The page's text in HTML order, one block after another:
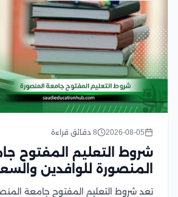
2026-08-05 8 دقائق قراءة
شروط التعليم المفتوح
المنصورة للوافدين
تعد شروط التعليم المفتوح جامعة